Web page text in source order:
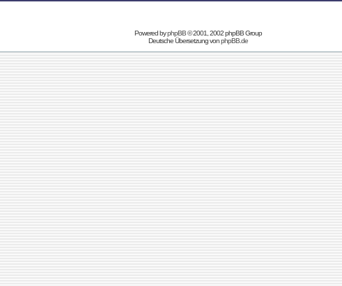
Powered byphpBB© 2001, 2002 phpBB Group
Deutsche Übersetzung vonphpBB.de